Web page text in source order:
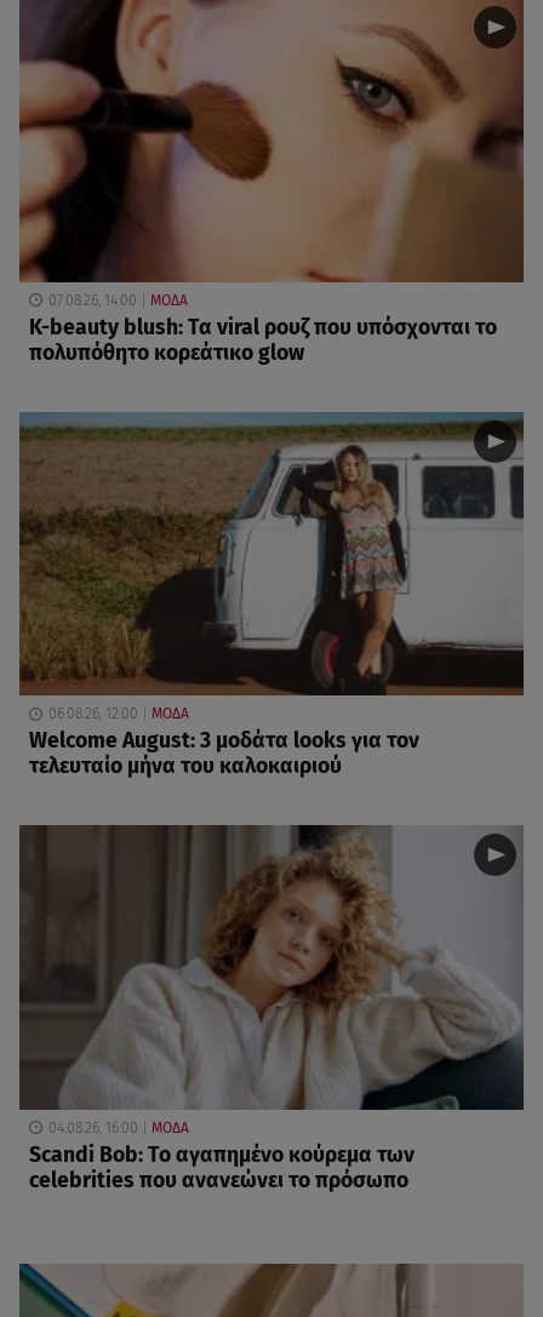
07.08.26, 14:00 ΜΟΔΑ
K-beauty blush: Τα viral ρουζ που υπόσχονται το
πολυπόθητο κορεάτικο glow
06.08.26, 12:00 ΜΟΔΑ
Welcome August: 3 μοδάτα looks για τον
τελευταίο μήνα του καλοκαιριού
04.08.26, 16:00 ΜΟΔΑ
Scandi Bob: Το αγαπημένο κούρεμα των
celebrities που ανανεώνει το πρόσωπο